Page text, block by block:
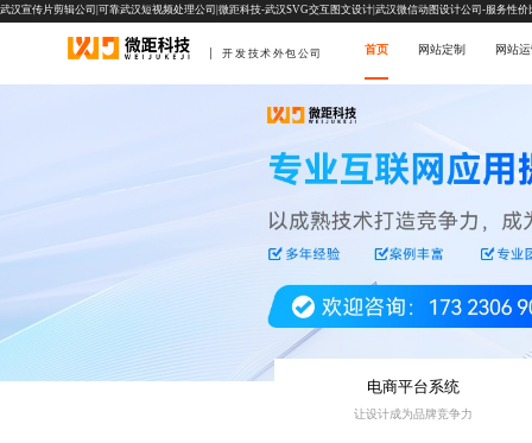
武汉宣传片剪辑公司|可靠武汉短视频处理公司|微距科技-武汉SVG交互图文设计|武汉微信动图设计公司-服务性价
开发技术外包公司 首页 网站定制 网站
电商平台系统
让设计成为品牌竞争力